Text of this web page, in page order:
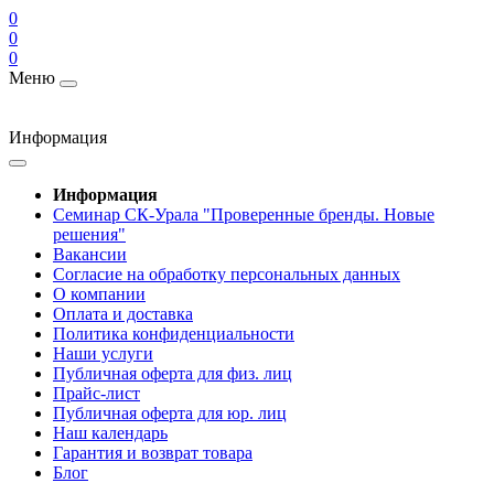
0
0
0
Меню
Информация
Информация
Cеминар СК-Урала "Проверенные бренды. Новые
решения"
Вакансии
Согласие на обработку персональных данных
О компании
Оплата и доставка
Политика конфиденциальности
Наши услуги
Публичная оферта для физ. лиц
Прайс-лист
Публичная оферта для юр. лиц
Наш календарь
Гарантия и возврат товара
Блог